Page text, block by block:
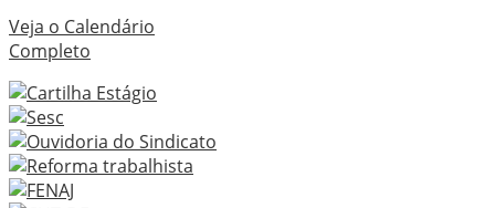
Veja o Calendário
Completo